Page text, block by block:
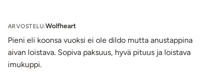
Imukupin leveämmän kannan avulla tekopenistä voidaan
käyttää myös valjaiden kanssa O-renkaan läpi työnnettynä.
Pese tuote miedolla saippuavedellä ja desinfioi halutessasi
erotiikkavälineille tarkoitetulla puhdistusaineella. Käytä
ARVOSTELU:Wolfheart
Pieni eli koonsa vuoksi ei ole dildo mutta anustappina
aivan loistava. Sopiva paksuus, hyvä pituus ja loistava
imukuppi.